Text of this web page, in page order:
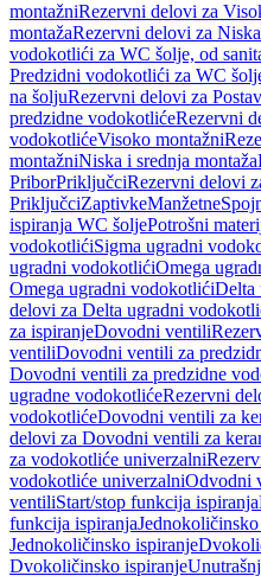
montažniRezervni delovi za
montažaRezervni delovi za
vodokotlići za WC šolje, od
Predzidni vodokotlići za WC
na šoljuRezervni delovi za
predzidne vodokotlićeRezervni
vodokotlićeVisoko montažni
montažniNiska i srednja montaža
PriborPriključciRezervni delovi
PriključciZaptivkeManžetne
ispiranja WC šoljePotrošni
vodokotlićiSigma ugradni
ugradni vodokotlićiOmega
Omega ugradni vodokotlićiDelta
delovi za Delta ugradni
za ispiranjeDovodni ventili
ventiliDovodni ventili za
Dovodni ventili za predzidne
ugradne vodokotlićeRezervni
vodokotlićeDovodni ventili za
delovi za Dovodni ventili za
za vodokotliće univerzalni
vodokotliće univerzalniOdvodni
ventiliStart/stop funkcija ispiranja
funkcija ispiranja
Jednokoličinsko ispiranje
Dvokoličinsko ispiranje